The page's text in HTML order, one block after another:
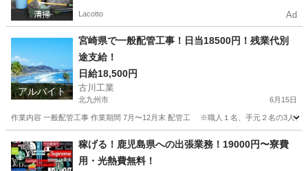
Lacotto Ad
アルバイト
宮崎県で一般配管工事！日当18500円！残業代別
途支給！
日給18,500円
古川工業
北九州市 6月15日
作業内容 一般配管工事 作業期間 7月〜12月末 配管工 ※職人１名、手元２名の3人チ
軽作業 配管工
稼げる！鹿児島県への出張業務！19000円〜寮費
用・光熱費無料！